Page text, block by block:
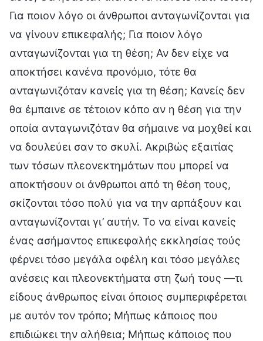
Για ποιον λόγο οι άνθρωποι ανταγωνίζονται για
να γίνουν επικεφαλής; Για ποιον λόγο
ανταγωνίζονται για τη θέση; Αν δεν είχε να
αποκτήσει κανένα προνόμιο, τότε θα
ανταγωνιζόταν κανείς για τη θέση; Κανείς δεν
θα έμπαινε σε τέτοιον κόπο αν η θέση για την
οποία ανταγωνιζόταν θα σήμαινε να μοχθεί και
να δουλεύει σαν το σκυλί. Ακριβώς εξαιτίας
των τόσων πλεονεκτημάτων που μπορεί να
αποκτήσουν οι άνθρωποι από τη θέση τους,
σκίζονται τόσο πολύ για να την αρπάξουν και
ανταγωνίζονται γι’ αυτήν. Το να είναι κανείς
ένας ασήμαντος επικεφαλής εκκλησίας τούς
φέρνει τόσο μεγάλα οφέλη και τόσο μεγάλες
ανέσεις και πλεονεκτήματα στη ζωή τους —τι
είδους άνθρωπος είναι όποιος συμπεριφέρεται
με αυτόν τον τρόπο; Μήπως κάποιος που
επιδιώκει την αλήθεια; Μήπως κάποιος που